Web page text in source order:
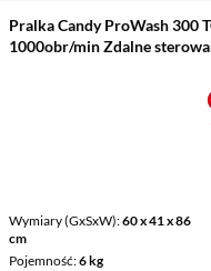
Pralka Candy ProWash 300
1000obr/min Zdalne
Wymiary (GxSxW) 60 x 41 x 86
cm
Pojemność 6 kg